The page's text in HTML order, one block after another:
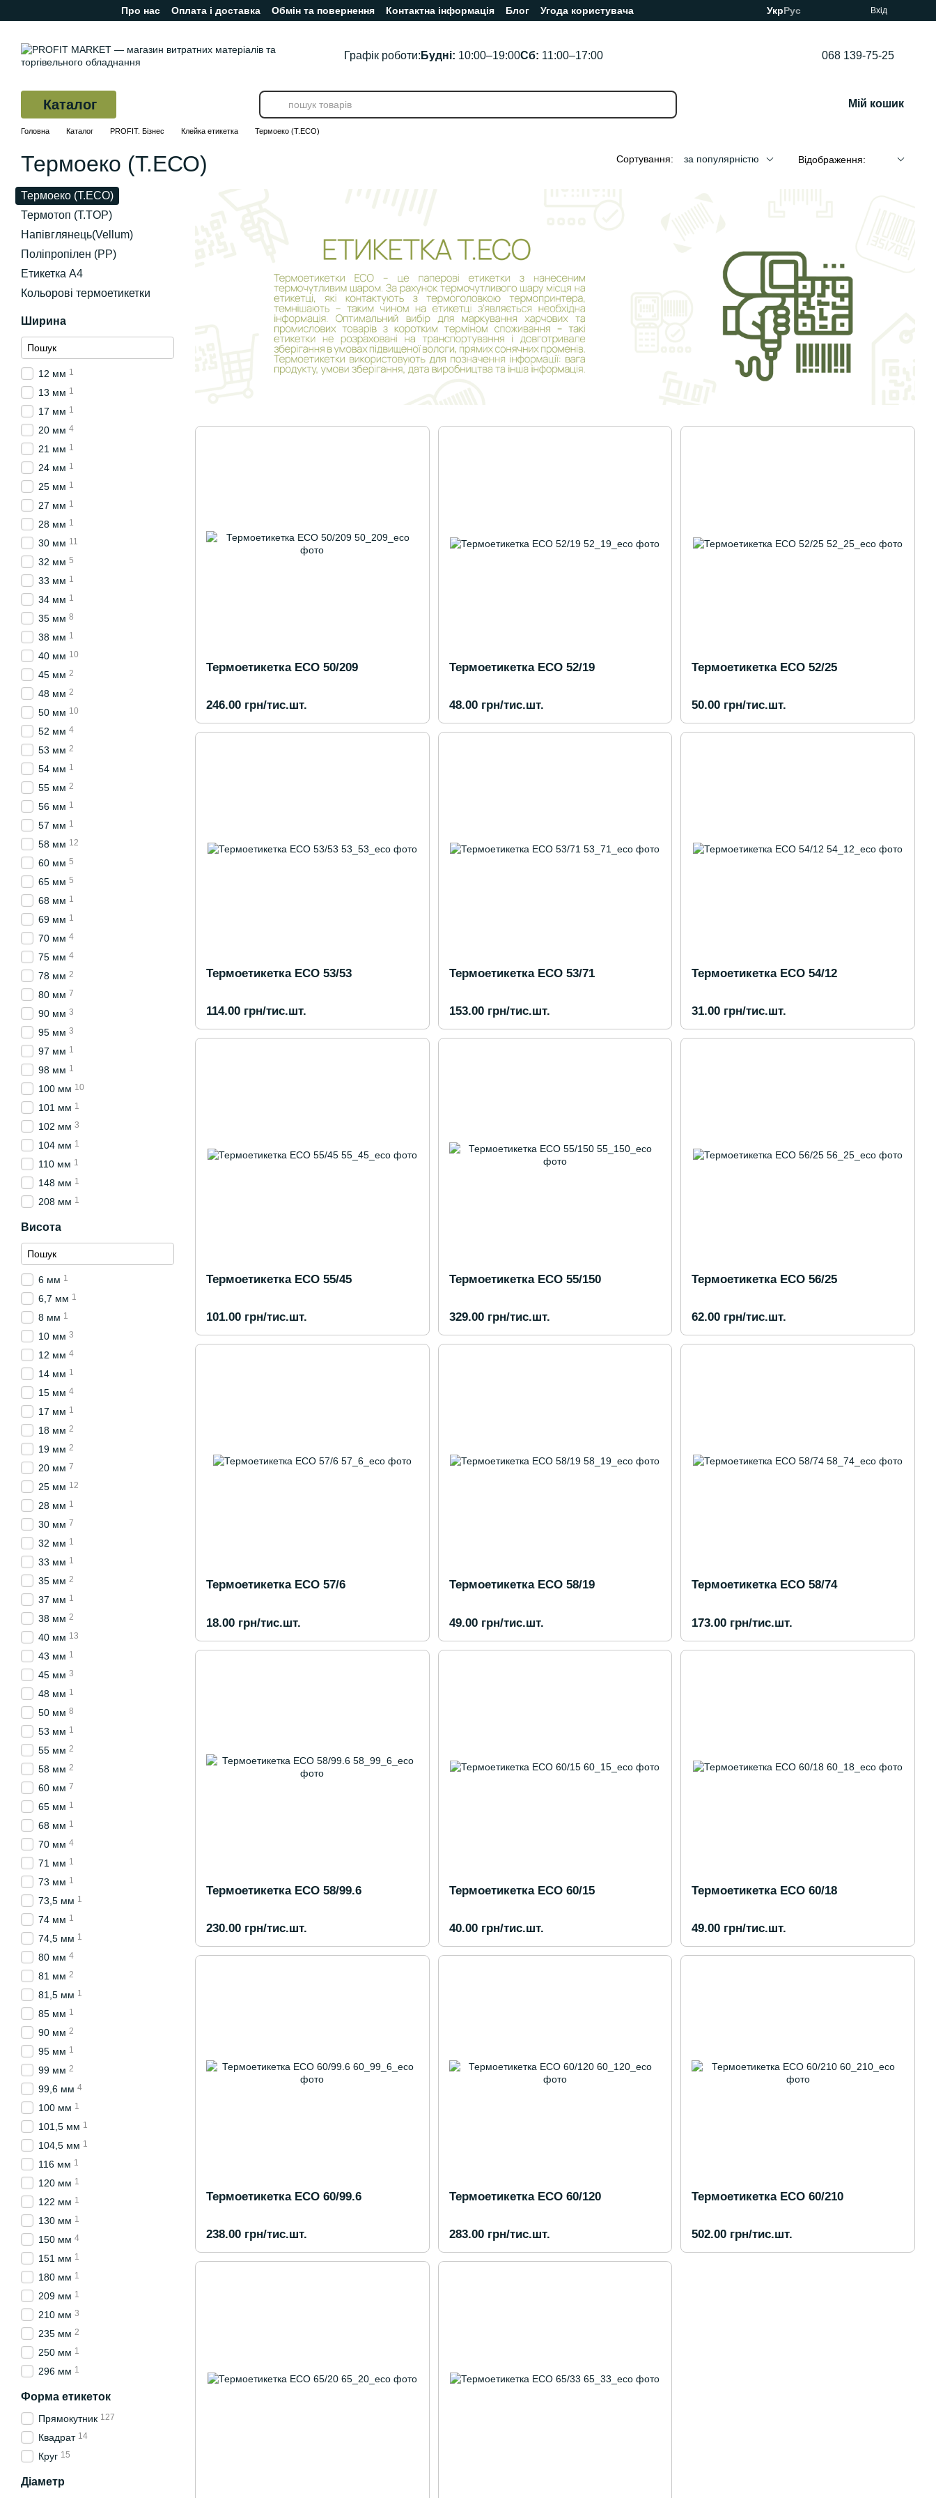
Перейти до основного контенту
Про нас Оплата і доставка Обмін та повернення Контактна інформація Блог
Угода користувача
Відгуки про магазин
УкрРус Вхід
Графік роботи: Будні: 10:00–19:00Сб: 11:00–17:00 068 139-75-25
Каталог Мій кошик
Головна Каталог PROFIT. Бізнес Клейка етикетка Термоеко (Т.ЕСО)
Термоеко (Т.ЕСО) Сортування: за популярністю Відображення:
Термоетикетка ECO 50/209
246.00 грн/тис.шт.
Термоетикетка ECO 52/19
48.00 грн/тис.шт.
Термоетикетка ECO 52/25
50.00 грн/тис.шт.
Термоетикетка ECO 53/53
114.00 грн/тис.шт.
Термоетикетка ECO 53/71
153.00 грн/тис.шт.
Термоетикетка ECO 54/12
31.00 грн/тис.шт.
Термоетикетка ECO 55/45
101.00 грн/тис.шт.
Термоетикетка ECO 55/150
329.00 грн/тис.шт.
Термоетикетка ECO 56/25
62.00 грн/тис.шт.
Термоетикетка ECO 57/6
18.00 грн/тис.шт.
Термоетикетка ECO 58/19
49.00 грн/тис.шт.
Термоетикетка ECO 58/74
173.00 грн/тис.шт.
Термоетикетка ECO 58/99.6
230.00 грн/тис.шт.
Термоетикетка ECO 60/15
40.00 грн/тис.шт.
Термоетикетка ECO 60/18
49.00 грн/тис.шт.
Термоетикетка ECO 60/99.6
238.00 грн/тис.шт.
Термоетикетка ECO 60/120
283.00 грн/тис.шт.
Термоетикетка ECO 60/210
502.00 грн/тис.шт.
Термоеко (Т.ЕСО)
Термотоп (T.TOP)
Напівглянець(Vellum)
Поліпропілен (PP)
Етикетка А4
Кольорові термоетикетки
Ширина
12 мм 1
13 мм 1
17 мм 1
20 мм 4
21 мм 1
24 мм 1
25 мм 1
27 мм 1
28 мм 1
30 мм 11
32 мм 5
33 мм 1
34 мм 1
35 мм 8
38 мм 1
40 мм 10
45 мм 2
48 мм 2
50 мм 10
52 мм 4
53 мм 2
54 мм 1
55 мм 2
56 мм 1
57 мм 1
58 мм 12
60 мм 5
65 мм 5
68 мм 1
69 мм 1
70 мм 4
75 мм 4
78 мм 2
80 мм 7
90 мм 3
95 мм 3
97 мм 1
98 мм 1
100 мм 10
101 мм 1
102 мм 3
104 мм 1
110 мм 1
148 мм 1
208 мм 1
Висота
6 мм 1
6,7 мм 1
8 мм 1
10 мм 3
12 мм 4
14 мм 1
15 мм 4
17 мм 1
18 мм 2
19 мм 2
20 мм 7
25 мм 12
28 мм 1
30 мм 7
32 мм 1
33 мм 1
35 мм 2
37 мм 1
38 мм 2
40 мм 13
43 мм 1
45 мм 3
48 мм 1
50 мм 8
53 мм 1
55 мм 2
58 мм 2
60 мм 7
65 мм 1
68 мм 1
70 мм 4
71 мм 1
73 мм 1
73,5 мм 1
74 мм 1
74,5 мм 1
80 мм 4
81 мм 2
81,5 мм 1
85 мм 1
90 мм 2
95 мм 1
99 мм 2
99,6 мм 4
100 мм 1
101,5 мм 1
104,5 мм 1
116 мм 1
120 мм 1
122 мм 1
130 мм 1
150 мм 4
151 мм 1
180 мм 1
209 мм 1
210 мм 3
235 мм 2
250 мм 1
296 мм 1
Форма етикеток
Прямокутник 127
Квадрат 14
Круг 15
Діаметр